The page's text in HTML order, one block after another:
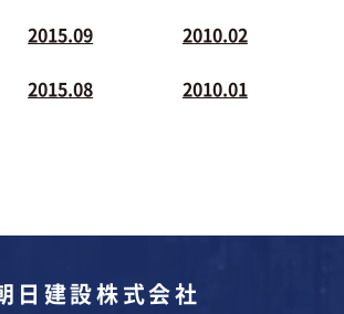
2015.09
2015.08
2010.02
2010.01
日建設株式会社